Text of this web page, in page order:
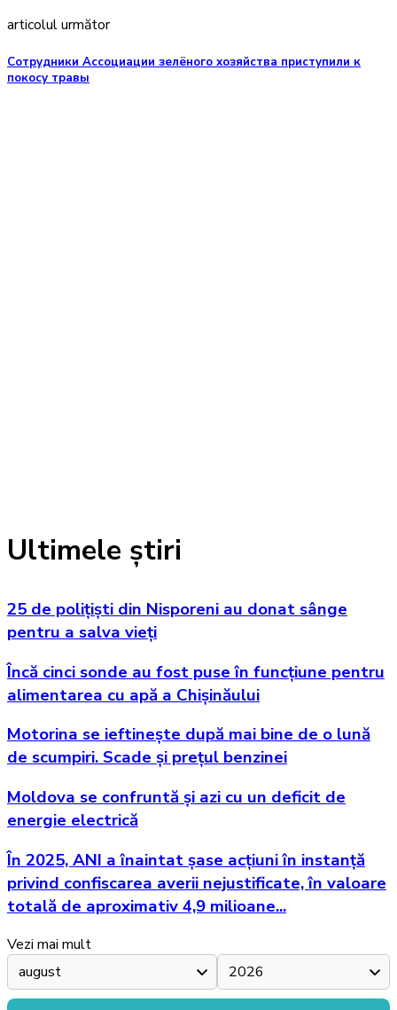
articolul următor
Сотрудники Ассоциации зелёного хозяйства приступили к
покосу травы
Ultimele știri
25 de polițiști din Nisporeni au donat sânge
pentru a salva vieți
Încă cinci sonde au fost puse în funcțiune pentru
alimentarea cu apă a Chișinăului
Motorina se ieftinește după mai bine de o lună
de scumpiri. Scade și prețul benzinei
Moldova se confruntă și azi cu un deficit de
energie electrică
În 2025, ANI a înaintat șase acțiuni în instanță
privind confiscarea averii nejustificate, în valoare
totală de aproximativ 4,9 milioane...
Vezi mai mult